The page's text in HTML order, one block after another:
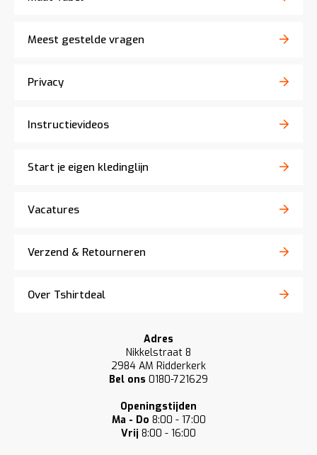
Meest gestelde vragen
Privacy
Instructievideos
Start je eigen kledinglijn
Vacatures
Verzend & Retourneren
Over Tshirtdeal
Adres
Nikkelstraat 8
2984 AM Ridderkerk
Bel ons 0180-721629
Openingstijden
Ma - Do 8:00 - 17:00
Vrij 8:00 - 16:00